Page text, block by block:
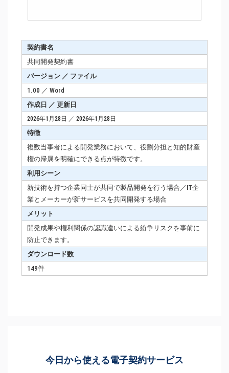
契約書名
共同開発契約書
バージョン ／ ファイル
1.00 ／ Word
作成日 ／ 更新日
2026年1月28日 ／ 2026年1月28日
特徴
複数当事者による開発業務において、役割分担と知的財産
権の帰属を明確にできる点が特徴です。
利用シーン
新技術を持つ企業同士が共同で製品開発を行う場合／IT企
業とメーカーが新サービスを共同開発する場合
メリット
開発成果や権利関係の認識違いによる紛争リスクを事前に
防止できます。
ダウンロード数
149件
今日から使える電子契約サービス